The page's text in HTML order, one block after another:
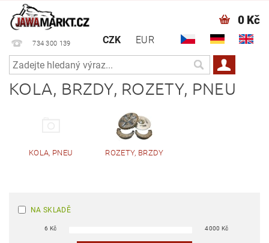
734 300 139 CZK EUR
0 Kč
KOLA, BRZDY, ROZETY, PNEU
KOLA, PNEU ROZETY, BRZDY
NA SKLADĚ
6 Kč 4000 Kč